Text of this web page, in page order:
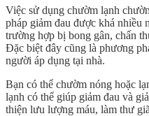
Việc sử dụng chườm lạnh
pháp giảm đau được khá
trường hợp bị bong gân, chấn
Đặc biệt đây cũng là phương
người áp dụng tại nhà.
Bạn có thể chườm nóng hoặc
lạnh có thể giúp giảm đau và
thiện lưu lượng máu, làm thư